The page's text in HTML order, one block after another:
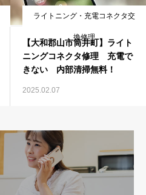
ライトニング・充電コネクタ交
換修理
【大和郡山市筒井町】ライト
ニングコネクタ修理 充電で
きない 内部清掃無料！
2025.02.07